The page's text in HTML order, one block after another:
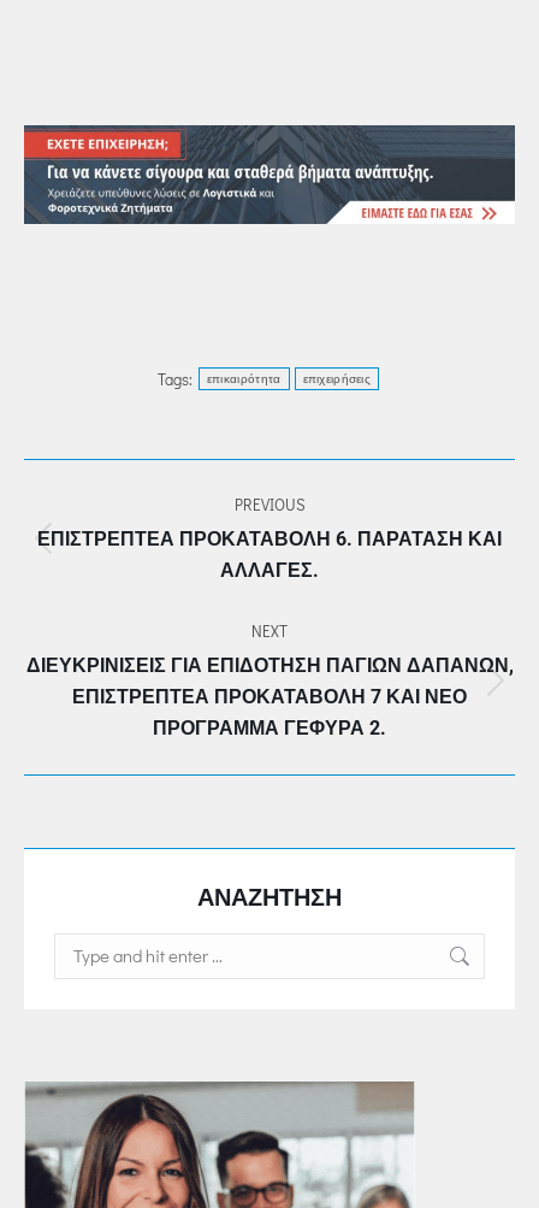
Tags: επικαιρότητα επιχειρήσεις
PREVIOUS
Previous
post:
ΕΠΙΣΤΡΕΠΤΈΑ ΠΡΟΚΑΤΑΒΟΛΉ 6. ΠΑΡΆΤΑΣΗ ΚΑΙ
ΑΛΛΑΓΈΣ.
NEXT
Next
post:
ΔΙΕΥΚΡΙΝΊΣΕΙΣ ΓΙΑ ΕΠΙΔΌΤΗΣΗ ΠΑΓΊΩΝ ΔΑΠΑΝΏΝ,
ΕΠΙΣΤΡΕΠΤΈΑ ΠΡΟΚΑΤΑΒΟΛΉ 7 ΚΑΙ ΝΈΟ
ΠΡΌΓΡΑΜΜΑ ΓΕΦΥΡΑ 2.
ΑΝΑΖΗΤΗΣΗ
Search: